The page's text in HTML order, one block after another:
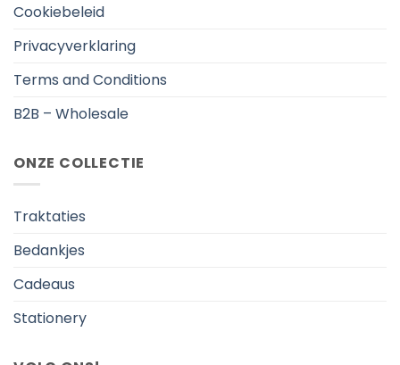
Cookiebeleid
Privacyverklaring
Terms and Conditions
B2B – Wholesale
ONZE COLLECTIE
Traktaties
Bedankjes
Cadeaus
Stationery